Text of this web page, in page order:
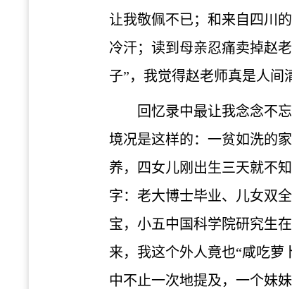
让我敬佩不已；和来自四川
冷汗；读到母亲忍痛卖掉赵
子”，我觉得赵老师真是人间
回忆录中最让我念念不
境况是这样的：一贫如洗的
养，四女儿刚出生三天就不
字：老大博士毕业、儿女双
宝，小五中国科学院研究生
来，我这个外人竟也“咸吃萝
中不止一次地提及，一个妹